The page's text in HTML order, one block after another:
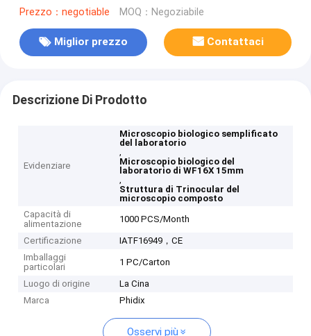
microscopio composto
Prezzo：negotiable MOQ：Negoziabile
Miglior prezzo Contattaci
Descrizione Di Prodotto
Evidenziare
Microscopio biologico semplificato
del laboratorio
,
Microscopio biologico del
laboratorio di WF16X 15mm
,
Struttura di Trinocular del
microscopio composto
Capacità di
alimentazione
1000 PCS/Month
Certificazione
IATF16949，CE
Imballaggi
particolari
1 PC/Carton
Luogo di origine
La Cina
Marca
Phidix
Osservi più